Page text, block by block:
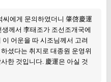
에게 문의하였더니 肇啓慶運
께서 李태조가 조선조개국에
어운을 따 시조님께서 고려
셨다는 취지로 대종원 운영위
한 것입니다. 慶運은 아실 것